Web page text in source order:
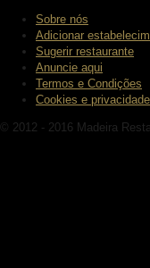
Sobre nós
Adicionar
Sugerir restaurante
Anuncie aqui
Termos e Condições
Cookies e privacidade
© 2012 - 2016 Madeira